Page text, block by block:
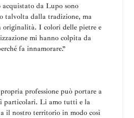
acquistato da Lupo sono
talvolta dalla tradizione, ma
originalità. I colori delle pietre e
mi hanno colpita da
fa innamorare.”
professione può portare a
particolari. Li amo tutti e la
il nostro territorio in modo così